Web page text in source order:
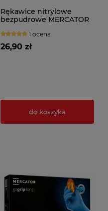
Rękawice nitrylowe
bezpudrowe MERCATOR
1 ocena
26,90 zł
do koszyka